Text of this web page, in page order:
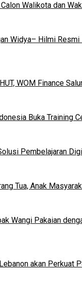
Calon Walikota dan
Widya– Hilmi Resmi
WOM Finance
Buka Training
Pembelajaran
Tua, Anak
Wangi Pakaian
akan Perkuat